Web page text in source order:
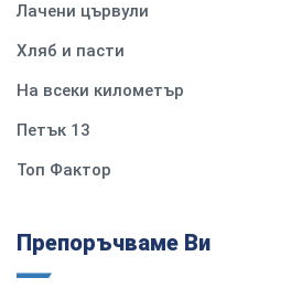
Лачени цървули
Хляб и пасти
На всеки километър
Петък 13
Топ Фактор
Препоръчваме Ви